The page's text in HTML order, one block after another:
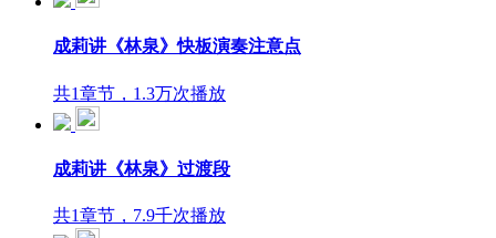
成莉讲《林泉》快板演奏注意点
共1章节，1.3万次播放
成莉讲《林泉》过渡段
共1章节，7.9千次播放